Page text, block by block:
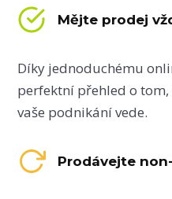
Mějte prodej
Díky jednoduchému
perfektní přehled o
vaše podnikání vede.
Prodávejte